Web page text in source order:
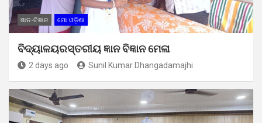
ଜ୍ଞାନ-ବିଜ୍ଞାନ ମୋ ଓଡ଼ିଶା
ବିଦ୍ୟାଳୟରସ୍ତରୀୟ ଜ୍ଞାନ ବିଜ୍ଞାନ ମେଳା
2 days ago Sunil Kumar Dhangadamajhi